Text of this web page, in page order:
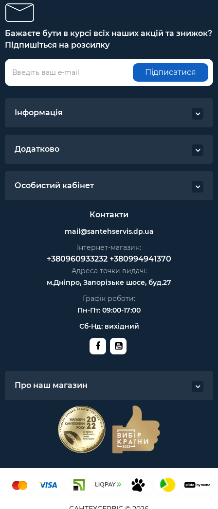
Бажаєте бути в курсі всіх наших акцій та знижок?
Підпишіться на розсилку
Підписатися
Інформація
Додатково
Особистий кабінет
Контакти
mail@santehservis.dp.ua
Інтернет-магазин:
+380960933232 +380994941370
Адреса точки видачі:
м.Дніпро, Запорізьке шосе, буд.27
Графік роботи:
Пн-Пт: 09:00-17:00
Сб-Нд: вихідний
Про наш магазин